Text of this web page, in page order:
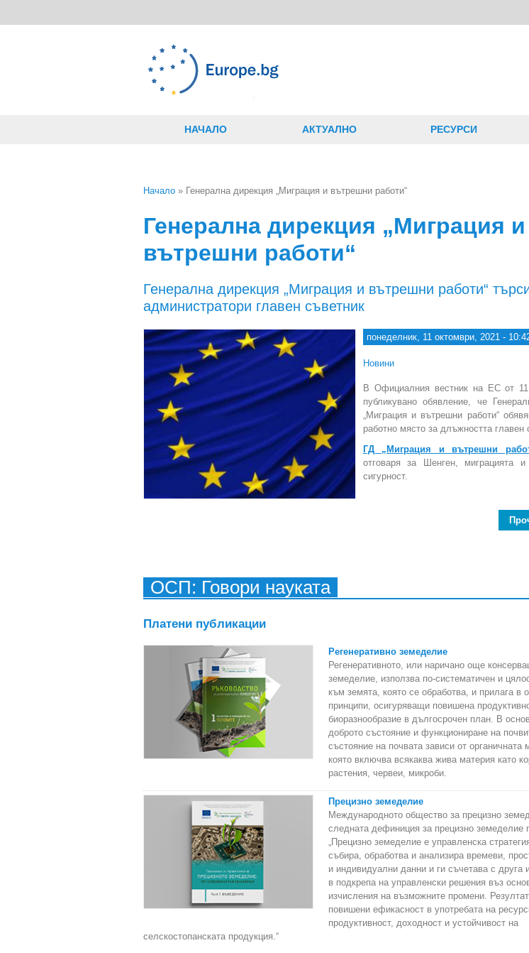
НАЧАЛО АКТУАЛНО РЕСУРСИ
Начало » Генерална дирекция „Миграция и вътрешни работи“
Генерална дирекция „Миграция и
вътрешни работи“
Генерална дирекция „Миграция и вътрешни работи“
администратори главен съветник
понеделник, 11 октомври, 2021 -
Новини
В Официалния вестник на ЕС от
публикувано обявление, че
„Миграция и вътрешни работи“
работно място за длъжността главен
ГД „Миграция и вътрешни
отговаря за Шенген, миграцията и
сигурност.
ОСП: Говори науката
Платени публикации
Регенеративно земеделие
Регенеративното, или наричано още
земеделие, използва по-систематичен и
към земята, която се обработва, и прилага в
принципи, осигуряващи повишена
биоразнообразие в дългосрочен план. В
доброто състояние и функциониране на
състояние на почвата зависи от органичната
която включва всякаква жива материя като
растения, червеи, микроби.
Прецизно земеделие
Международното общество за прецизно
следната дефиниция за прецизно земеделие
„Прецизно земеделие е управленска
събира, обработва и анализира времеви,
и индивидуални данни и ги съчетава с друга
в подкрепа на управленски решения въз
изчисления на възможните промени.
повишени ефикасност в употребата на
продуктивност, доходност и устойчивост на
селскостопанската продукция.“